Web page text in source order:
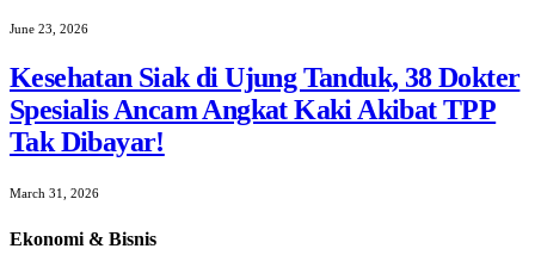
June 23, 2026
Kesehatan Siak di Ujung Tanduk, 38 Dokter
Spesialis Ancam Angkat Kaki Akibat TPP
Tak Dibayar!
March 31, 2026
Ekonomi & Bisnis